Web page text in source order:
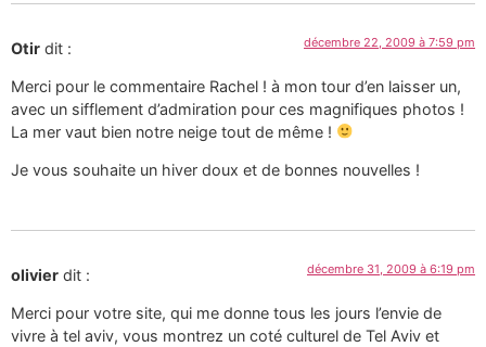
Otir dit : décembre 22, 2009 à 7:59 pm
Merci pour le commentaire Rachel ! à mon tour d’en laisser un,
avec un sifflement d’admiration pour ces magnifiques photos !
La mer vaut bien notre neige tout de même !
Je vous souhaite un hiver doux et de bonnes nouvelles !
olivier dit : décembre 31, 2009 à 6:19 pm
Merci pour votre site, qui me donne tous les jours l’envie de
vivre à tel aviv, vous montrez un coté culturel de Tel Aviv et